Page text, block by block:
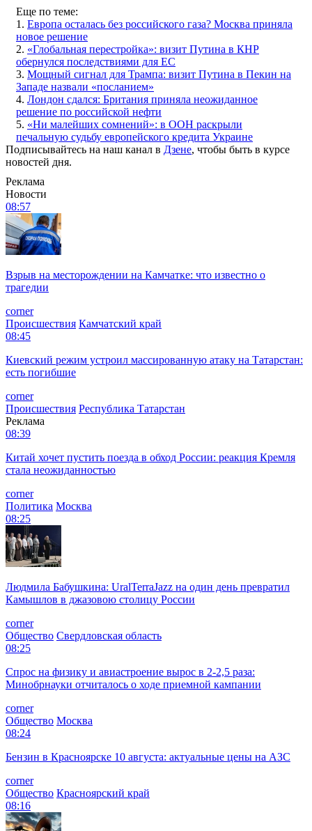
Еще по теме:
1. Европа осталась без российского газа? Москва приняла
новое решение
2. «Глобальная перестройка»: визит Путина в КНР
обернулся последствиями для ЕС
3. Мощный сигнал для Трампа: визит Путина в Пекин на
Западе назвали «посланием»
4. Лондон сдался: Британия приняла неожиданное
решение по российской нефти
5. «‎Ни малейших сомнений»: в ООН раскрыли
печальную судьбу европейского кредита Украине
Подписывайтесь на наш канал в Дзене, чтобы быть в курсе
новостей дня.
Реклама
Новости
08:57
Взрыв на месторождении на Камчатке: что известно о
трагедии
corner
Происшествия Камчатский край
08:45
Киевский режим устроил массированную атаку на Татарстан:
есть погибшие
corner
Происшествия Республика Татарстан
Реклама
08:39
Китай хочет пустить поезда в обход России: реакция Кремля
стала неожиданностью
corner
Политика Москва
08:25
Людмила Бабушкина: UralTerraJazz на один день превратил
Камышлов в джазовою столицу России
corner
Общество Свердловская область
08:25
Спрос на физику и авиастроение вырос в 2-2,5 раза:
Минобрнауки отчиталось о ходе приемной кампании
corner
Общество Москва
08:24
Бензин в Красноярске 10 августа: актуальные цены на АЗС
corner
Общество Красноярский край
08:16